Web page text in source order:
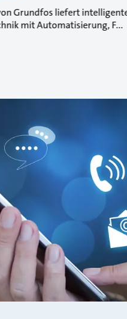
Grundfos liefert
mit Automatisierung, F